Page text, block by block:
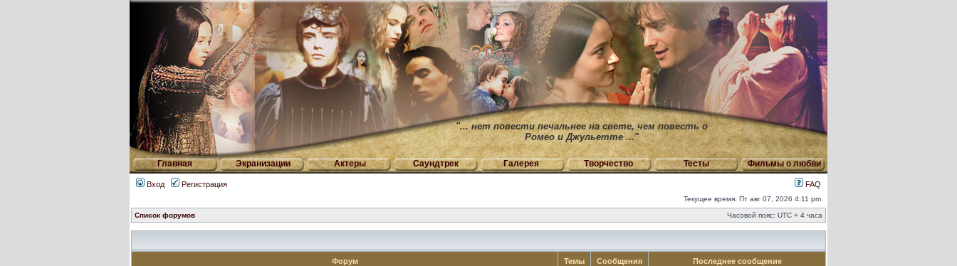
"... нет повести печальнее на свете, чем повесть о
Ромео и Джульетте ..."
Главная Экранизации Актеры Саундтрек Галерея Творчество Тесты Фильмы о любви
Вход Регистрация FAQ
Текущее время: Пт авг 07, 2026 4:11 pm
Список форумов Часовой пояс: UTC + 4 часа
Форум Темы Сообщения Последнее сообщение